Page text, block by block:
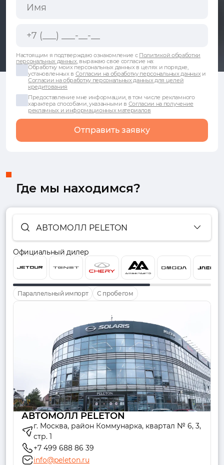
Настоящим я подтверждаю ознакомление с Политикой обработки
персональных данных, выражаю свое согласие на:
Обработку моих персональных данных в целях и порядке,
установленных в Согласии на обработку персональных данныхи
Согласии на обработку персональных данных для целей
кредитования
Предоставление мне информации, в том числе рекламного
характера способами, указанными в Согласии на получение
рекламных и информационных материалов
Отправить заявку
Где мы находимся?
АВТОМОЛЛ PELETON
Официальный дилер
Параллельный импорт С пробегом
АВТОМОЛЛ PELETON
г. Москва, район Коммунарка, квартал № 6, 3,
стр. 1
+7 499 688 86 39
info@peleton.ru